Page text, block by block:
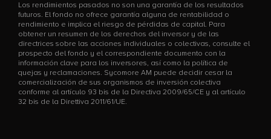
Los rendimientos pasados no son una garantía de los resultados
futuros. El fondo no ofrece garantía alguna de rentabilidad o
rendimiento e implica el riesgo de pérdidas de capital. Para
obtener un resumen de los derechos del inversor y de las
directrices sobre las acciones individuales o colectivas, consulte el
prospecto del fondo y el correspondiente documento con la
información clave para los inversores, así como la política de
quejas y reclamaciones. Sycomore AM puede decidir cesar la
comercialización de sus organismos de inversión colectiva
conforme al artículo 93 bis de la Directiva 2009/65/CE y al artículo
32 bis de la Direttiva 2011/61/UE.